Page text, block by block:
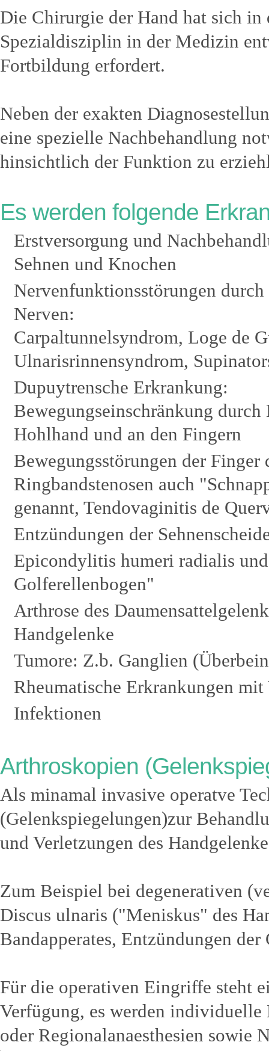
Die Chirurgie der Hand hat sich in
Spezialdisziplin in der Medizin
Fortbildung erfordert.
Neben der exakten
eine spezielle Nachbehandlung
hinsichtlich der Funktion zu
Es werden folgende
Erstversorgung und
Sehnen und Knochen
Nervenfunktionsstörungen
Nerven:
Carpaltunnelsyndrom, Loge de
Ulnarisrinnensyndrom,
Dupuytrensche Erkrankung:
Bewegungseinschränkung
Hohlhand und an den Fingern
Bewegungsstörungen der
Ringbandstenosen auch
genannt, Tendovaginitis de
Entzündungen der
Epicondylitis humeri radialis
Golferellenbogen"
Arthrose des
Handgelenke
Tumore: Z.b. Ganglien
Rheumatische Erkrankungen
Infektionen
Arthroskopien
Als minamal invasive operatve
(Gelenkspiegelungen)zur
und Verletzungen des
Zum Beispiel bei degenerativen
Discus ulnaris ("Meniskus" des
Bandapperates, Entzündungen
Für die operativen Eingriffe steht
Verfügung, es werden
oder Regionalanaesthesien sowie